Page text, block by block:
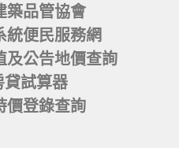
築品管協會
統便民服務網
及公告地價查詢
貸試算器
價登錄查詢